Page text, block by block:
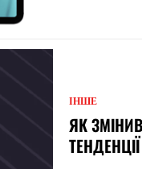
ІНШЕ
ЯК